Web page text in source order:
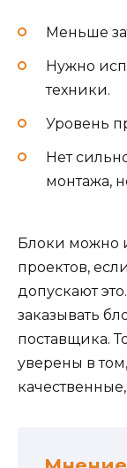
Меньше
Нужно
техники.
Уровень
Нет
монтажа,
Блоки можно
проектов,
допускают
заказывать
поставщика.
уверены в